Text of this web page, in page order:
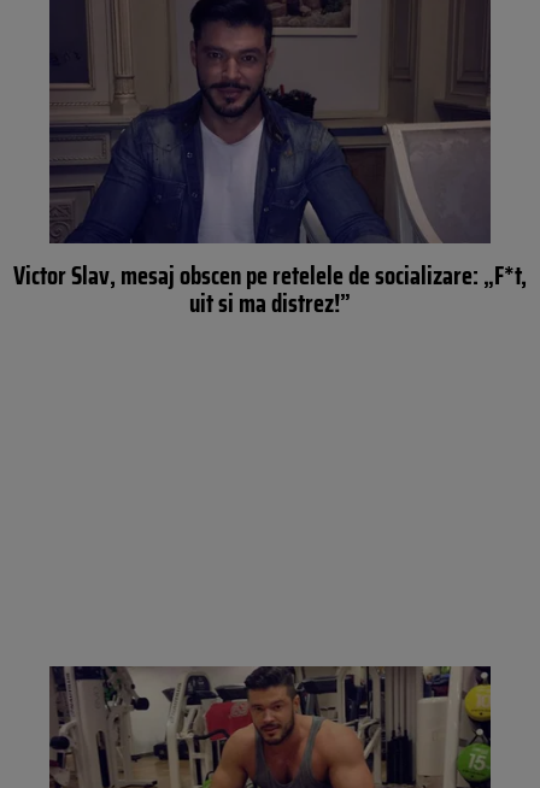
Victor Slav, mesaj obscen pe retelele de socializare: „F*t,
uit si ma distrez!”